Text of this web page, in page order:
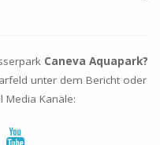
Caneva Aquapark?
unter dem Bericht oder
Media Kanäle: